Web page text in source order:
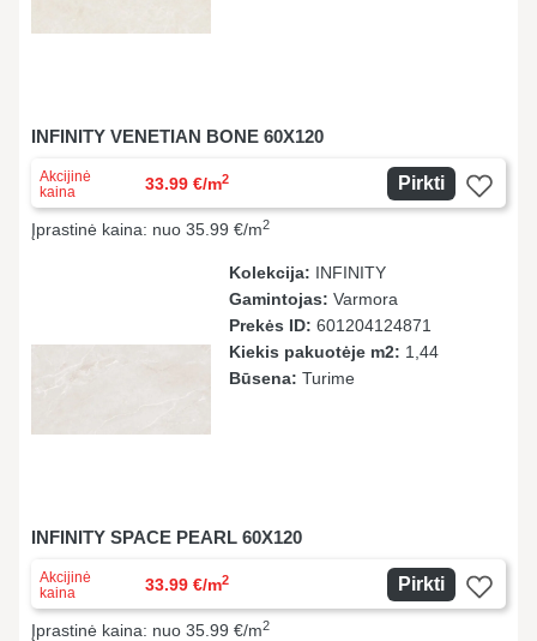
INFINITY VENETIAN BONE 60X120
Akcijinė
kaina
33.99 €/m2 Pirkti
Įprastinė kaina: nuo 35.99 €/m2
Kolekcija: INFINITY
Gamintojas: Varmora
Prekės ID: 601204124871
Kiekis pakuotėje m2: 1,44
Būsena: Turime
INFINITY SPACE PEARL 60X120
Akcijinė
kaina
33.99 €/m2 Pirkti
Įprastinė kaina: nuo 35.99 €/m2